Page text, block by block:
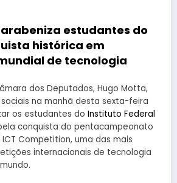
estudantes do
histórica em
de tecnologia
dos Deputados, Hugo Motta,
na manhã desta sexta-feira
os estudantes do Instituto Federal
conquista do pentacampeonato
Competition, uma das mais
internacionais de tecnologia